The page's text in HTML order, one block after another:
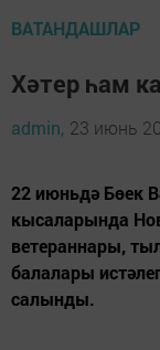
ВАТАНДАШЛАР
Хәтер һам
admin, 23 июнь
22 июньдә Бөек
кысаларында
ветераннары,
балалары
салынды.